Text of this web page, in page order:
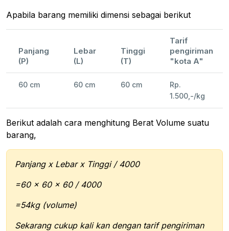
Apabila barang memiliki dimensi sebagai berikut
Panjang
(P)
Lebar
(L)
Tinggi
(T)
Tarif
pengiriman
"kota A"
60 cm 60 cm 60 cm
Rp.
1.500,-/kg
Berikut adalah cara menghitung Berat Volume suatu
barang,
Panjang x Lebar x Tinggi / 4000
=60 x 60 x 60 / 4000
=54kg (volume)
Sekarang cukup kali kan dengan tarif pengiriman